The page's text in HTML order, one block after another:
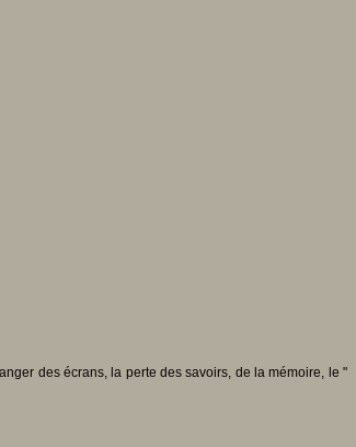
des écrans, la perte des savoirs, de la mémoire, le "